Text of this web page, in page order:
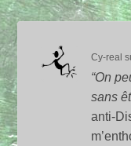
Cy-real
“On
sans
anti-